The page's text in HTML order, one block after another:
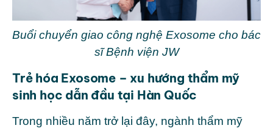
Buổi chuyển giao công nghệ Exosome cho bác
sĩ Bệnh viện JW
Trẻ hóa Exosome – xu hướng thẩm mỹ
sinh học dẫn đầu tại Hàn Quốc
Trong nhiều năm trở lại đây, ngành thẩm mỹ